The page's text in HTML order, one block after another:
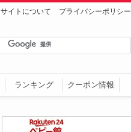
サイトについて プライバシーポリシー
ランキング クーポン情報